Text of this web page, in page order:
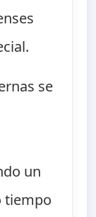
se
un
tiempo